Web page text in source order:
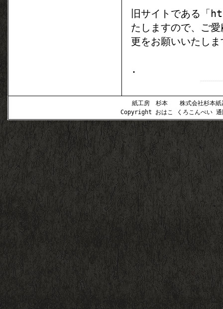
旧サイトである
たしますので、ご
更をお願いいたしま
.
紙工房 杉本 株式会社杉本紙
Copyright おはこ くろこんぺい